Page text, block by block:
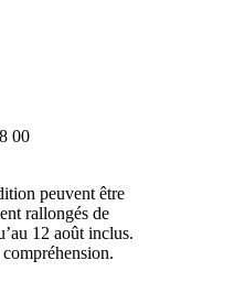
00
peuvent être
rallongés de
12 août inclus.